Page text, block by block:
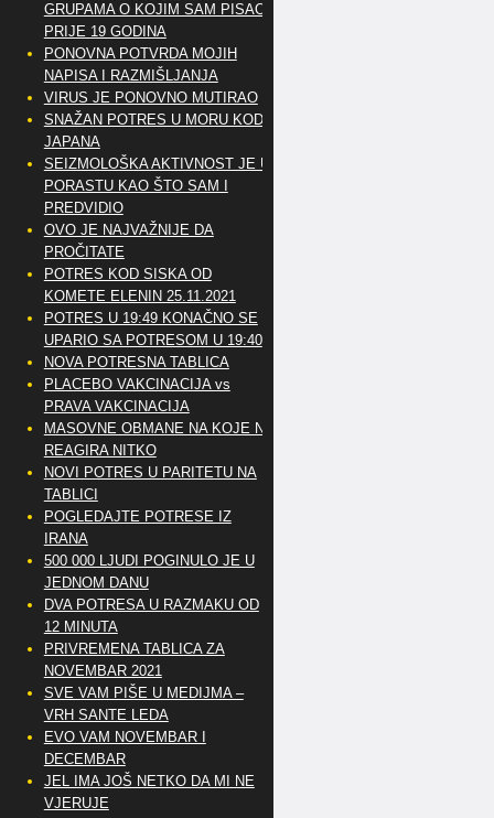
GRUPAMA O KOJIM SAM PISAO
PRIJE 19 GODINA
PONOVNA POTVRDA MOJIH
NAPISA I RAZMIŠLJANJA
VIRUS JE PONOVNO MUTIRAO
SNAŽAN POTRES U MORU KOD
JAPANA
SEIZMOLOŠKA AKTIVNOST JE U
PORASTU KAO ŠTO SAM I
PREDVIDIO
OVO JE NAJVAŽNIJE DA
PROČITATE
POTRES KOD SISKA OD
KOMETE ELENIN 25.11.2021
POTRES U 19:49 KONAČNO SE
UPARIO SA POTRESOM U 19:40
NOVA POTRESNA TABLICA
PLACEBO VAKCINACIJA vs
PRAVA VAKCINACIJA
MASOVNE OBMANE NA KOJE NE
REAGIRA NITKO
NOVI POTRES U PARITETU NA
TABLICI
POGLEDAJTE POTRESE IZ
IRANA
500 000 LJUDI POGINULO JE U
JEDNOM DANU
DVA POTRESA U RAZMAKU OD
12 MINUTA
PRIVREMENA TABLICA ZA
NOVEMBAR 2021
SVE VAM PIŠE U MEDIJMA –
VRH SANTE LEDA
EVO VAM NOVEMBAR I
DECEMBAR
JEL IMA JOŠ NETKO DA MI NE
VJERUJE